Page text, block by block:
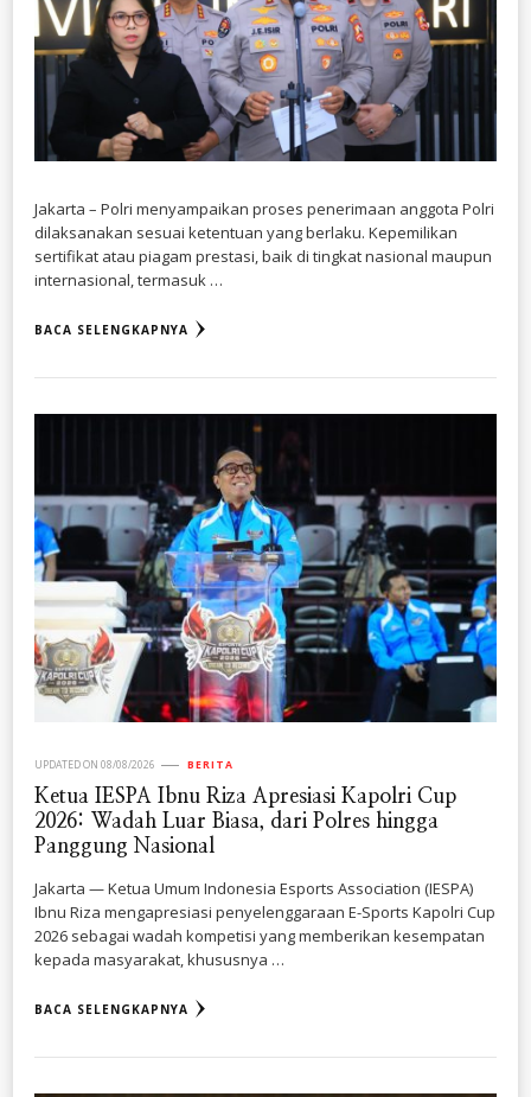
Jakarta – Polri menyampaikan proses penerimaan anggota Polri
dilaksanakan sesuai ketentuan yang berlaku. Kepemilikan
sertifikat atau piagam prestasi, baik di tingkat nasional maupun
internasional, termasuk …
BACA SELENGKAPNYA
UPDATED ON 08/08/2026 BERITA
Ketua IESPA Ibnu Riza Apresiasi Kapolri Cup
2026: Wadah Luar Biasa, dari Polres hingga
Panggung Nasional
Jakarta — Ketua Umum Indonesia Esports Association (IESPA)
Ibnu Riza mengapresiasi penyelenggaraan E-Sports Kapolri Cup
2026 sebagai wadah kompetisi yang memberikan kesempatan
kepada masyarakat, khususnya …
BACA SELENGKAPNYA